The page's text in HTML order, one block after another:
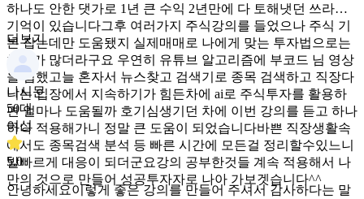
하나도 안한 댓가로 1년 큰 수익 2년만에 다 토해냇던 쓰라린
기억이 있습니다그후 여러가지 주식강의를 들었으나 주식 기
본 잡는데만 도움됐지 실제매매로 나에게 맞는 투자법으로는
차이가 많더라구요 우연히 유튜브 알고리즘에 부코드 님 영상
을 접했고늘 혼자서 뉴스찾고 검색기로 종목 검색하고 직장다
니는 입장에서 지속하기가 힘든차에 ai로 주식투자를 활용하
면 얼마나 도움될까 호기심생기던 차에 이번 강의를 듣고 하나
하나 적용해가니 정말 큰 도움이 되었습니다바쁜 직장생활속
에서도 종목검색 분석 등 빠른 시간에 모든걸 정리할수있느니
발빠르게 대응이 되더군요강의 공부한것들 계속 적용해서 나
만의 것으로 만들어 성공투자자로 나아 가보겟습니다^^
더보기
나시문
50대
여성
5.0
안녕하세요이렇게 좋은 강의를 만들어 주셔서 감사하다는 말